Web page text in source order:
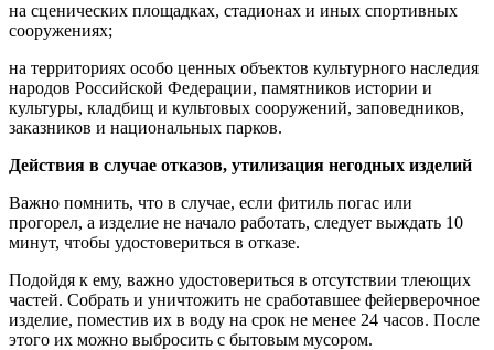
на сценических площадках, стадионах и иных спортивных
сооружениях;
на территориях особо ценных объектов культурного наследия
народов Российской Федерации, памятников истории и
культуры, кладбищ и культовых сооружений, заповедников,
заказников и национальных парков.
Действия в случае отказов, утилизация негодных изделий
Важно помнить, что в случае, если фитиль погас или
прогорел, а изделие не начало работать, следует выждать 10
минут, чтобы удостовериться в отказе.
Подойдя к ему, важно удостовериться в отсутствии тлеющих
частей. Собрать и уничтожить не сработавшее фейерверочное
изделие, поместив их в воду на срок не менее 24 часов. После
этого их можно выбросить с бытовым мусором.